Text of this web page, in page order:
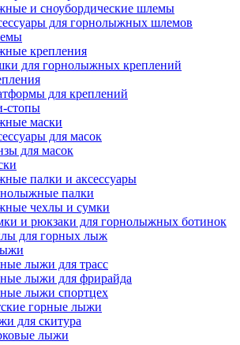
и сноубордические шлемы
для горнолыжных шлемов
крепления
для горнолыжных креплений
для креплений
стопы
маски
для масок
для масок
палки и аксессуары
палки
чехлы и сумки
и рюкзаки для горнолыжных ботинок
для горных лыж
лыжи для трасс
лыжи для фрирайда
лыжи спортцех
горные лыжи
для скитура
лыжи